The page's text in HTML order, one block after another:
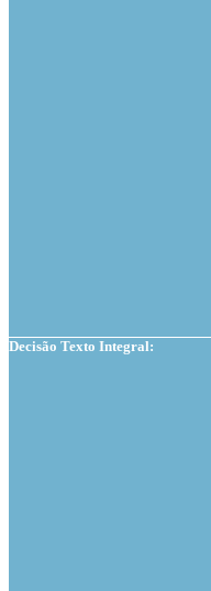
Decisão Texto Integral: